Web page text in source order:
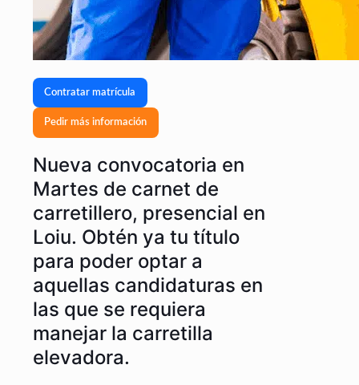
Contratar matrícula
Pedir más información
Nueva convocatoria en
Martes de carnet de
carretillero, presencial en
Loiu. Obtén ya tu título
para poder optar a
aquellas candidaturas en
las que se requiera
manejar la carretilla
elevadora.